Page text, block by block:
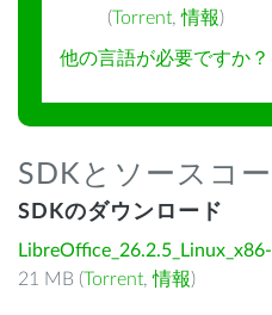
(Torrent,情報)
他の言語が必要ですか？
SDKとソースコ
SDKのダウンロード
21 MB (Torrent,情報)